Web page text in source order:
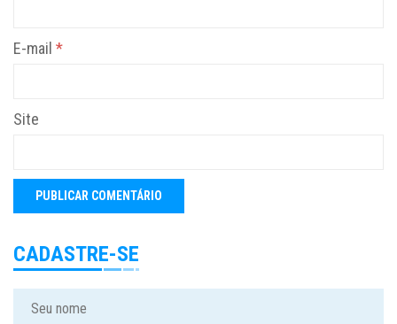
E-mail *
Site
CADASTRE-SE